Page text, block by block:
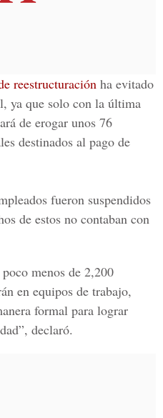
reestructuración ha evitado
ya que solo con la última
de erogar unos 76
destinados al pago de
fueron suspendidos
de estos no contaban con
menos de 2,200
en equipos de trabajo,
formal para lograr
declaró.